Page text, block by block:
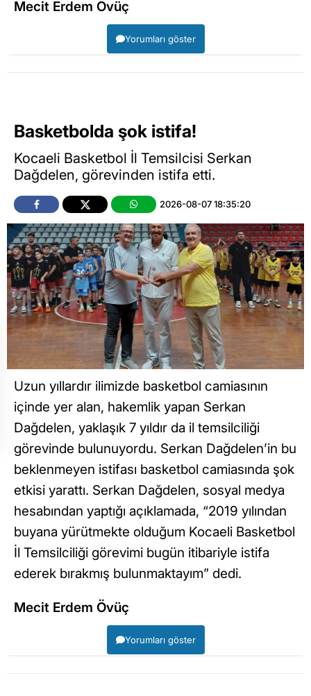
Mecit Erdem Övüç
Yorumları göster
Basketbolda şok istifa!
Kocaeli Basketbol İl Temsilcisi Serkan
Dağdelen, görevinden istifa etti.
2026-08-07 18:35:20
Uzun yıllardır ilimizde basketbol camiasının
içinde yer alan, hakemlik yapan Serkan
Dağdelen, yaklaşık 7 yıldır da il temsilciliği
görevinde bulunuyordu. Serkan Dağdelen’in bu
beklenmeyen istifası basketbol camiasında şok
etkisi yarattı. Serkan Dağdelen, sosyal medya
hesabından yaptığı açıklamada, “2019 yılından
buyana yürütmekte olduğum Kocaeli Basketbol
İl Temsilciliği görevimi bugün itibariyle istifa
ederek bırakmış bulunmaktayım” dedi.
Mecit Erdem Övüç
Yorumları göster